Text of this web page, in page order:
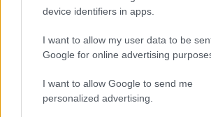
device identifiers in apps.
I want to allow my user data to be
Google for online advertising
I want to allow Google to send me
personalized advertising.